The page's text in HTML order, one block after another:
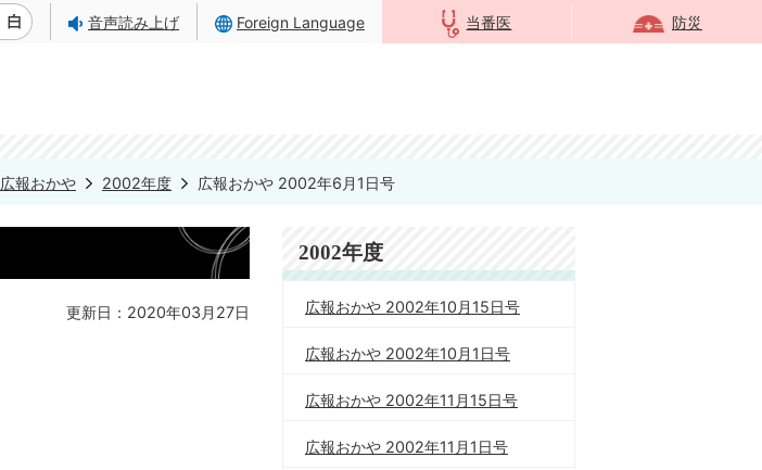
音声読み上げ Foreign Language 当番医 防災
広報おかや 2002年度 広報おかや 2002年6月1日号
更新日：2020年03月27日
2002年度
広報おかや 2002年10月15日号
広報おかや 2002年10月1日号
広報おかや 2002年11月15日号
広報おかや 2002年11月1日号